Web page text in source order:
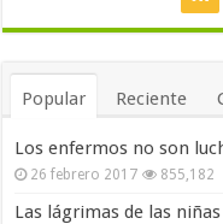
Popular Reciente
Los enfermos no son
26 febrero 2017 855,182
Las lágrimas de las